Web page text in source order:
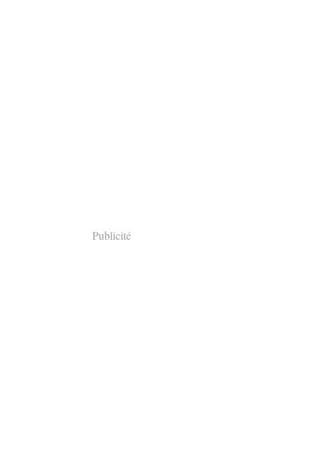
Publicité